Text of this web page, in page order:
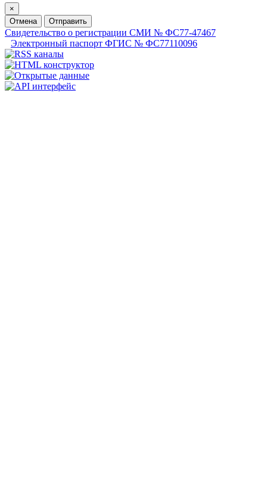
×
Отмена
Отправить
Свидетельство о регистрации СМИ № ФС77-47467
Электронный паспорт ФГИС № ФС77110096